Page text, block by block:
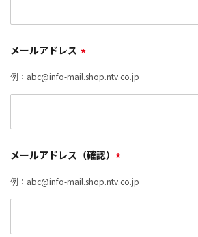
メールアドレス *
例：abc@info-mail.shop.ntv.co.jp
メールアドレス（確認） *
例：abc@info-mail.shop.ntv.co.jp